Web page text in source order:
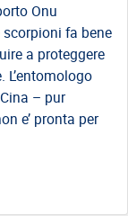
Onu
fa bene
a proteggere
L’entomologo
– pur
e’ pronta per